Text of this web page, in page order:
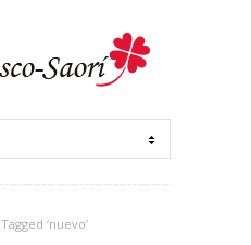
Tagged ‘nuevo‘